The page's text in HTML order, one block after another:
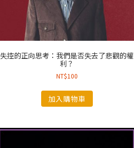
失控的正向思考：我們是否失去了悲觀的權
利？
NT$100
加入購物車